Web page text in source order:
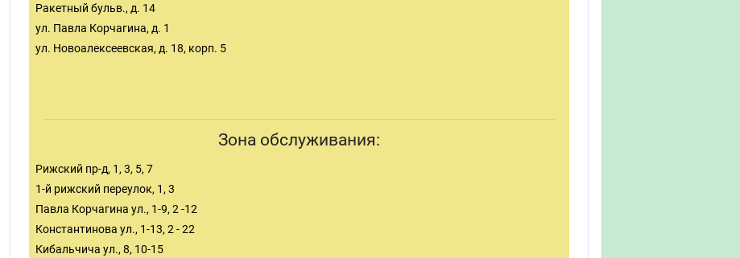
Ракетный бульв., д. 14
ул. Павла Корчагина, д. 1
ул. Новоалексеевская, д. 18, корп. 5
Зона обслуживания:
Рижский пр-д, 1, 3, 5, 7
1-й рижский переулок, 1, 3
Павла Корчагина ул., 1-9, 2 -12
Константинова ул., 1-13, 2 - 22
Кибальчича ул., 8, 10-15